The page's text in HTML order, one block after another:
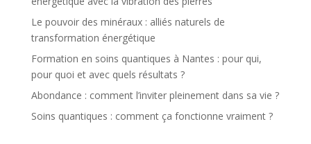
Le pouvoir des minéraux : alliés naturels de
transformation énergétique
Formation en soins quantiques à Nantes : pour qui,
pour quoi et avec quels résultats ?
Abondance : comment l’inviter pleinement dans sa vie ?
Soins quantiques : comment ça fonctionne vraiment ?